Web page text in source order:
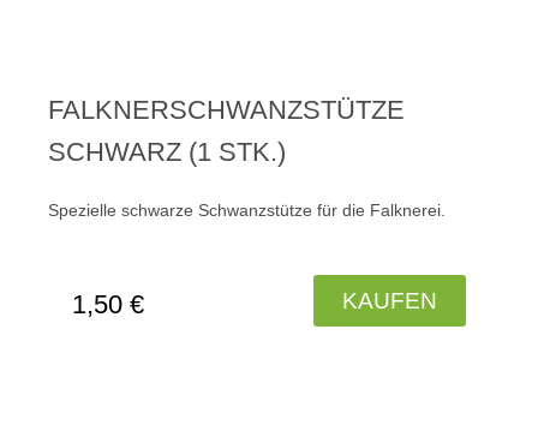
FALKNERSCHWANZSTÜTZE
SCHWARZ (1 STK.)
Spezielle schwarze Schwanzstütze für die Falknerei.
1,50 € KAUFEN